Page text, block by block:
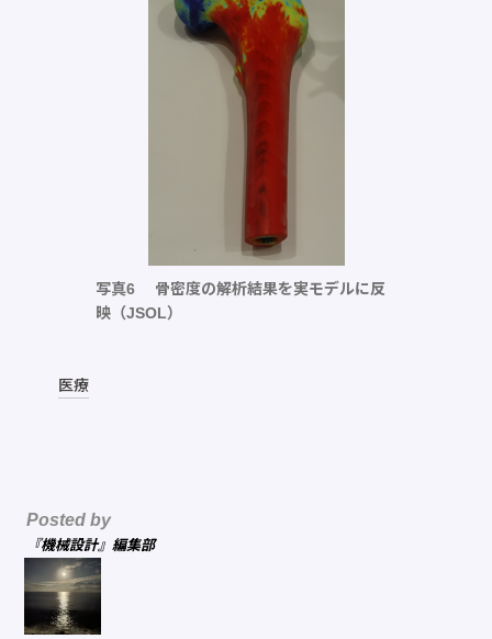
写真6 骨密度の解析結果を実モデルに反
映（JSOL）
医療
Posted by
『機械設計』編集部